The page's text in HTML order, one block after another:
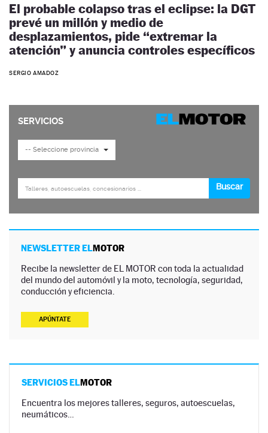
El probable colapso tras el eclipse: la DGT
prevé un millón y medio de
desplazamientos, pide “extremar la
atención” y anuncia controles específicos
SERGIO AMADOZ
NEWSLETTER ELMOTOR
Recibe la newsletter de EL MOTOR con toda la actualidad
del mundo del automóvil y la moto, tecnología, seguridad,
conducción y eficiencia.
APÚNTATE
SERVICIOS ELMOTOR
Encuentra los mejores talleres, seguros, autoescuelas,
neumáticos…